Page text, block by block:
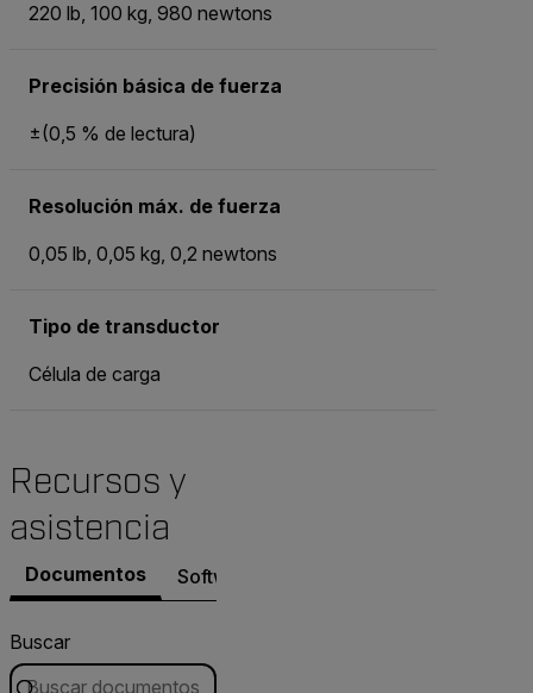
220 lb, 100 kg, 980 newtons
Precisión básica de fuerza
±(0,5 % de lectura)
Resolución máx. de fuerza
0,05 lb, 0,05 kg, 0,2 newtons
Tipo de transductor
Célula de carga
Recursos y
asistencia
Documentos Software y firmware
Buscar